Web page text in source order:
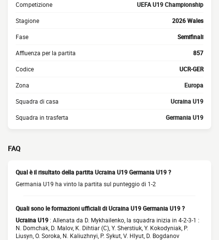
Competizione UEFA U19 Championship
Stagione 2026 Wales
Fase Semifinali
Affluenza per la partita 857
Codice UCR-GER
Zona Europa
Squadra di casa Ucraina U19
Squadra in trasferta Germania U19
FAQ
Qual è il risultato della partita Ucraina U19 Germania U19 ?
Germania U19 ha vinto la partita sul punteggio di 1-2
Quali sono le formazioni ufficiali di Ucraina U19 Germania U19 ?
Ucraina U19 : Allenata da D. Mykhailenko, la squadra inizia in 4-2-3-1 :
N. Domchak, D. Malov, K. Dihtiar (C), Y. Sherstiuk, Y. Kokodyniak, P.
Liusyn, O. Soroka, N. Kaliuzhnyi, P. Sykut, V. Hlyut, D. Bogdanov